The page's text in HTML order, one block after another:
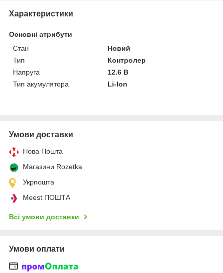
Характеристики
Основні атрибути
Стан
Новий
Тип
Контролер
Напруга
12.6 В
Тип акумулятора
Li-Ion
Умови доставки
Нова Пошта
Магазини Rozetka
Укрпошта
Meest ПОШТА
Всі умови доставки
Умови оплати